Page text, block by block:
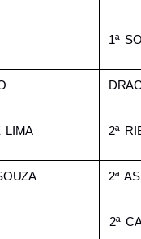
1ª
LIMA 2ª
2ª
2ª